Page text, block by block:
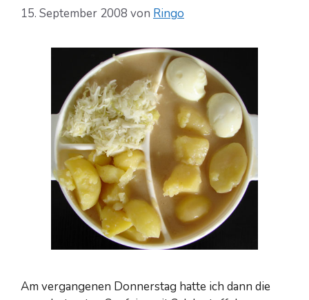
15. September 2008 von Ringo
Am vergangenen Donnerstag hatte ich dann die